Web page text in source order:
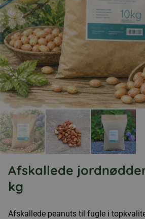
Afskallede
kg
Afskallede peanuts til fugle i